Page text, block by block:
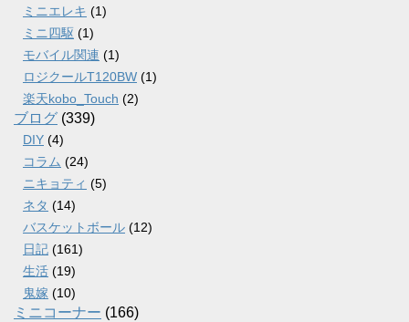
ミニエレキ (1)
ミニ四駆 (1)
モバイル関連 (1)
ロジクールT120BW (1)
楽天kobo_Touch (2)
ブログ (339)
DIY (4)
コラム (24)
ニキョティ (5)
ネタ (14)
バスケットボール (12)
日記 (161)
生活 (19)
鬼嫁 (10)
ミニコーナー (166)